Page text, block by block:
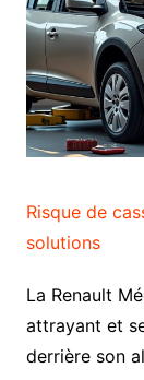
Risque de
solutions
La Renault
attrayant et
derrière son